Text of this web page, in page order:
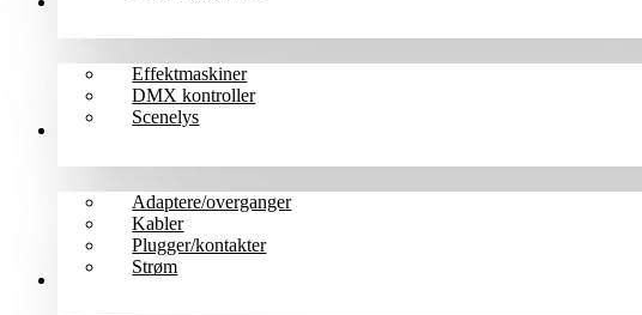
Effektmaskiner
DMX kontroller
Scenelys
Adaptere/overganger
Kabler
Plugger/kontakter
Strøm
Scene/rigg